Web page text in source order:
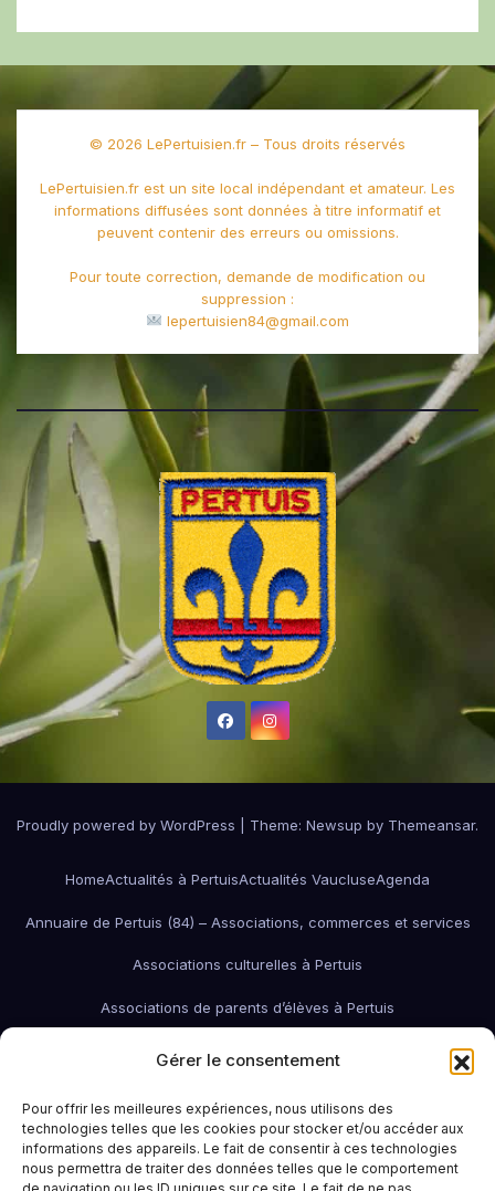
Gérer le consentement
Pour offrir les meilleures expériences, nous utilisons des
technologies telles que les cookies pour stocker et/ou accéder aux
informations des appareils. Le fait de consentir à ces technologies
nous permettra de traiter des données telles que le comportement
© 2026 LePertuisien.fr – Tous droits réservés
LePertuisien.fr est un site local indépendant et amateur. Les
informations diffusées sont données à titre informatif et
peuvent contenir des erreurs ou omissions.
Pour toute correction, demande de modification ou
suppression :
lepertuisien84@gmail.com
Proudly powered by WordPress Theme: Newsup by Themeansar.
HomeActualités à PertuisActualités VaucluseAgenda
Annuaire de Pertuis (84) – Associations, commerces et services
Associations culturelles à Pertuis
Associations de parents d’élèves à Pertuis
Associations de quartier à Pertuis
associations économiques Pertuis
Associations humanitaires et socialesAssociations patriotiques